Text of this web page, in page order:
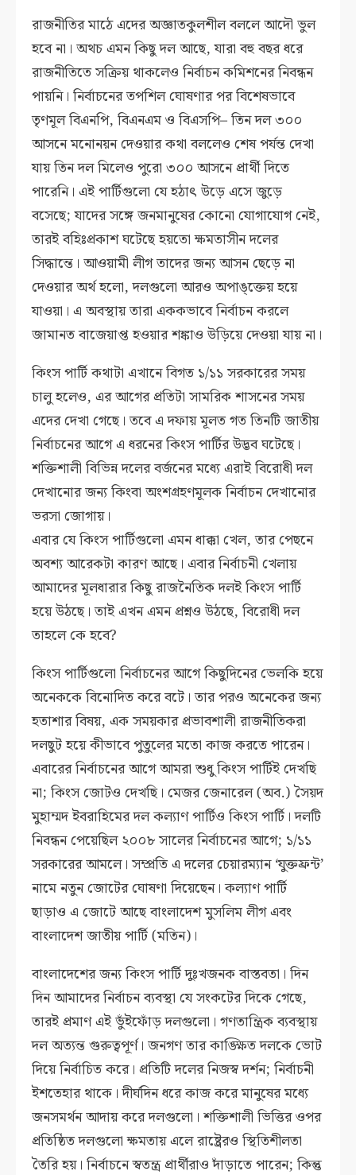
রাজনীতির মাঠে এদের অজ্ঞাতকুলশীল বললে আদৌ ভুল
হবে না। অথচ এমন কিছু দল আছে, যারা বহু বছর ধরে
রাজনীতিতে সক্রিয় থাকলেও নির্বাচন কমিশনের নিবন্ধন
পায়নি। নির্বাচনের তপশিল ঘোষণার পর বিশেষভাবে
তৃণমূল বিএনপি, বিএনএম ও বিএসপি– তিন দল ৩০০
আসনে মনোনয়ন দেওয়ার কথা বললেও শেষ পর্যন্ত দেখা
যায় তিন দল মিলেও পুরো ৩০০ আসনে প্রার্থী দিতে
পারেনি। এই পার্টিগুলো যে হঠাৎ উড়ে এসে জুড়ে
বসেছে; যাদের সঙ্গে জনমানুষের কোনো যোগাযোগ নেই,
তারই বহিঃপ্রকাশ ঘটেছে হয়তো ক্ষমতাসীন দলের
সিদ্ধান্তে। আওয়ামী লীগ তাদের জন্য আসন ছেড়ে না
দেওয়ার অর্থ হলো, দলগুলো আরও অপাঙ্‌ক্তেয় হয়ে
যাওয়া। এ অবস্থায় তারা এককভাবে নির্বাচন করলে
জামানত বাজেয়াপ্ত হওয়ার শঙ্কাও উড়িয়ে দেওয়া যায় না।
কিংস পার্টি কথাটা এখানে বিগত ১/১১ সরকারের সময়
চালু হলেও, এর আগের প্রতিটা সামরিক শাসনের সময়
এদের দেখা গেছে। তবে এ দফায় মূলত গত তিনটি জাতীয়
নির্বাচনের আগে এ ধরনের কিংস পার্টির উদ্ভব ঘটেছে।
শক্তিশালী বিভিন্ন দলের বর্জনের মধ্যে এরাই বিরোধী দল
দেখানোর জন্য কিংবা অংশগ্রহণমূলক নির্বাচন দেখানোর
ভরসা জোগায়।
এবার যে কিংস পার্টিগুলো এমন ধাক্কা খেল, তার পেছনে
অবশ্য আরেকটা কারণ আছে। এবার নির্বাচনী খেলায়
আমাদের মূলধারার কিছু রাজনৈতিক দলই কিংস পার্টি
হয়ে উঠছে। তাই এখন এমন প্রশ্নও উঠছে, বিরোধী দল
তাহলে কে হবে?
কিংস পার্টিগুলো নির্বাচনের আগে কিছুদিনের ভেলকি হয়ে
অনেককে বিনোদিত করে বটে। তার পরও অনেকের জন্য
হতাশার বিষয়, এক সময়কার প্রভাবশালী রাজনীতিকরা
দলছুট হয়ে কীভাবে পুতুলের মতো কাজ করতে পারেন।
এবারের নির্বাচনের আগে আমরা শুধু কিংস পার্টিই দেখছি
না; কিংস জোটও দেখছি। মেজর জেনারেল (অব.) সৈয়দ
মুহাম্মদ ইবরাহিমের দল কল্যাণ পার্টিও কিংস পার্টি। দলটি
নিবন্ধন পেয়েছিল ২০০৮ সালের নির্বাচনের আগে; ১/১১
সরকারের আমলে। সম্প্রতি এ দলের চেয়ারম্যান ‘যুক্তফ্রন্ট’
নামে নতুন জোটের ঘোষণা দিয়েছেন। কল্যাণ পার্টি
ছাড়াও এ জোটে আছে বাংলাদেশ মুসলিম লীগ এবং
বাংলাদেশ জাতীয় পার্টি (মতিন)।
বাংলাদেশের জন্য কিংস পার্টি দুঃখজনক বাস্তবতা। দিন
দিন আমাদের নির্বাচন ব্যবস্থা যে সংকটের দিকে গেছে,
তারই প্রমাণ এই ভুঁইফোঁড় দলগুলো। গণতান্ত্রিক ব্যবস্থায়
দল অত্যন্ত গুরুত্বপূর্ণ। জনগণ তার কাঙ্ক্ষিত দলকে ভোট
দিয়ে নির্বাচিত করে। প্রতিটি দলের নিজস্ব দর্শন; নির্বাচনী
ইশতেহার থাকে। দীর্ঘদিন ধরে কাজ করে মানুষের মধ্যে
জনসমর্থন আদায় করে দলগুলো। শক্তিশালী ভিত্তির ওপর
প্রতিষ্ঠিত দলগুলো ক্ষমতায় এলে রাষ্ট্রেরও স্থিতিশীলতা
তৈরি হয়। নির্বাচনে স্বতন্ত্র প্রার্থীরাও দাঁড়াতে পারেন; কিন্তু